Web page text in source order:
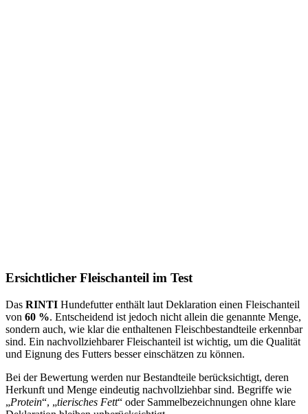
Ersichtlicher Fleischanteil im Test
Das RINTI Hundefutter enthält laut Deklaration einen Fleischanteil
von 60 %. Entscheidend ist jedoch nicht allein die genannte Menge,
sondern auch, wie klar die enthaltenen Fleischbestandteile erkennbar
sind. Ein nachvollziehbarer Fleischanteil ist wichtig, um die Qualität
und Eignung des Futters besser einschätzen zu können.
Bei der Bewertung werden nur Bestandteile berücksichtigt, deren
Herkunft und Menge eindeutig nachvollziehbar sind. Begriffe wie
„Protein“, „tierisches Fett“ oder Sammelbezeichnungen ohne klare